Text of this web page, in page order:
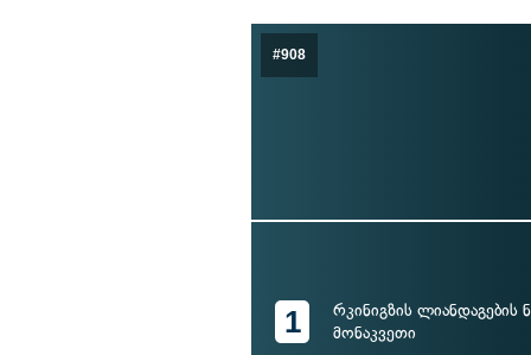
#908
1
რკინიგზის ლიანდაგების
მონაკვეთი